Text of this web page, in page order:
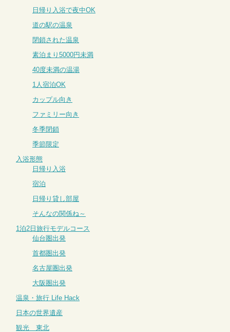
日帰り入浴で夜中OK
道の駅の温泉
閉鎖された温泉
素泊まり5000円未満
40度未満の温湯
1人宿泊OK
カップル向き
ファミリー向き
冬季閉鎖
季節限定
入浴形態
日帰り入浴
宿泊
日帰り貸し部屋
そんなの関係ね～
1泊2日旅行モデルコース
仙台圏出発
首都圏出発
名古屋圏出発
大阪圏出発
温泉・旅行 Life Hack
日本の世界遺産
観光 東北